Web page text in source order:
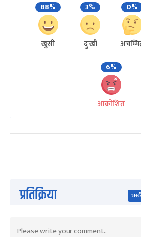
88%
खुसी
3%
दुःखी
0%
6%
आक्रोशित
प्रतिक्रिया